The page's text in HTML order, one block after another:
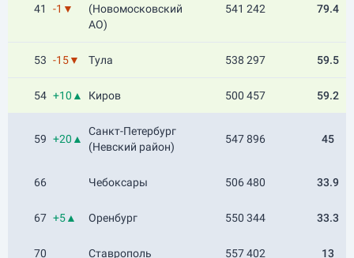
41 -1▼
(Новомосковский
АО)
541 242 79.4
53 -15▼ Тула 538 297 59.5
54 +10▲ Киров 500 457 59.2
59 +20▲
Санкт-Петербург
(Невский район)
547 896 45
66 Чебоксары 506 480 33.9
67 +5▲ Оренбург 550 344 33.3
70 Ставрополь 557 402 13